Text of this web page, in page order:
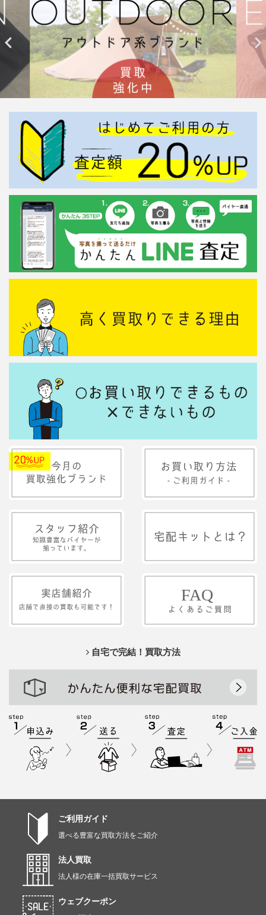
 
自宅で完結！買取方法
ご利用ガイド
選べる豊富な買取方法をご紹介
法人買取
法人様の在庫一括買取サービス
ウェブクーポン